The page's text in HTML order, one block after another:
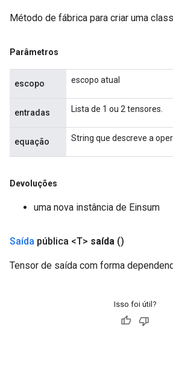
Método de fábrica para criar uma
Parâmetros
escopo escopo atual
entradas Lista de 1 ou 2 tensores.
equação String que descreve a
Devoluções
uma nova instância de Einsum
Saída pública <T> saída ()
Tensor de saída com forma
Isso foi útil?